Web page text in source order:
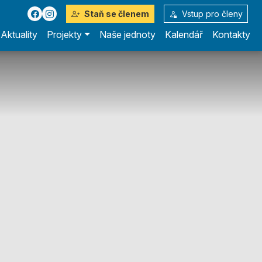
Staň se členem Vstup pro členy
Aktuality Projekty Naše jednoty Kalendář Kontakty